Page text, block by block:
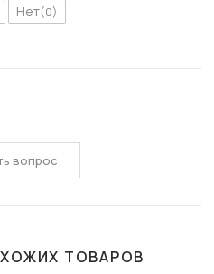
Нет(0)
вопрос
ТОВАРОВ